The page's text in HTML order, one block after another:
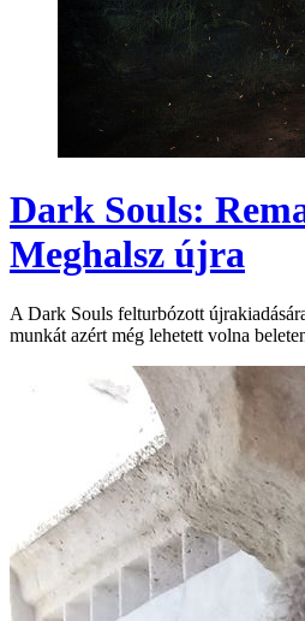
Dark Souls:
Meghalsz újra
A Dark Souls felturbózott
munkát azért még lehetett volna